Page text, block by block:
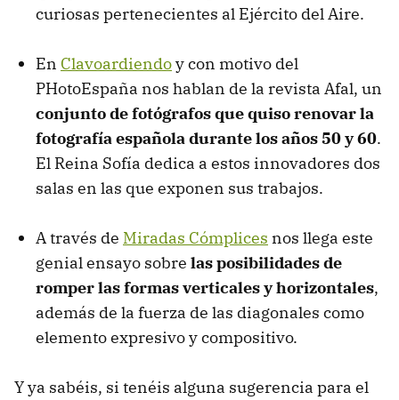
curiosas pertenecientes al Ejército del Aire.
En Clavoardiendoy con motivo del
PHotoEspaña nos hablan de la revista Afal, un
conjunto de fotógrafos que quiso renovar la
fotografía española durante los años 50 y 60.
El Reina Sofía dedica a estos innovadores dos
salas en las que exponen sus trabajos.
A través de Miradas Cómplices nos llega este
genial ensayo sobre las posibilidades de
romper las formas verticales y horizontales,
además de la fuerza de las diagonales como
elemento expresivo y compositivo.
Y ya sabéis, si tenéis alguna sugerencia para el